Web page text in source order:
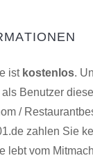
ist kostenlos.
Benutzer
/
zahlen Sie
lebt vom